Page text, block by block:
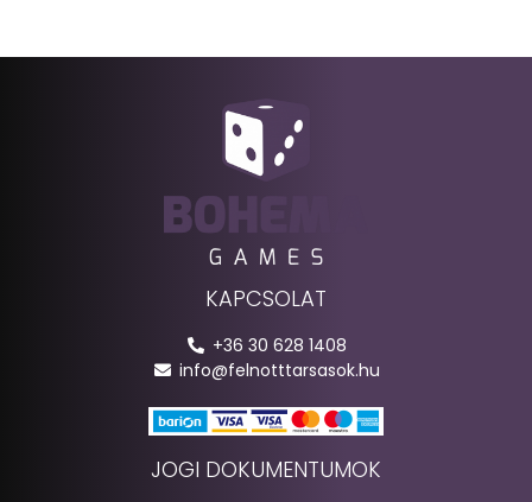
KAPCSOLAT
+36 30 628 1408
info@felnotttarsasok.hu
JOGI DOKUMENTUMOK